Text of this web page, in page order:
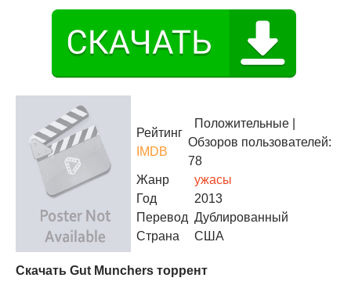
Рейтинг
IMDB
Положительные
Обзоров пользователей:
78
Жанр
ужасы
Год
2013
Перевод Дублированный
Страна
США
Скачать Gut Munchers торрент